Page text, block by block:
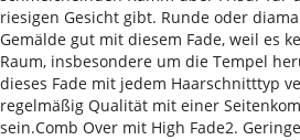
riesigen Gesicht gibt. Runde oder
Gemälde gut mit diesem Fade, weil es
Raum, insbesondere um die Tempel
dieses Fade mit jedem Haarschnitttyp
regelmäßig Qualität mit einer
sein.Comb Over mit High Fade2.